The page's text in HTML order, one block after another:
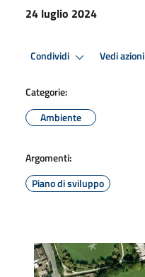
24 luglio 2024
Condividi Vedi azioni
Categorie:
Ambiente
Argomenti:
Piano di sviluppo